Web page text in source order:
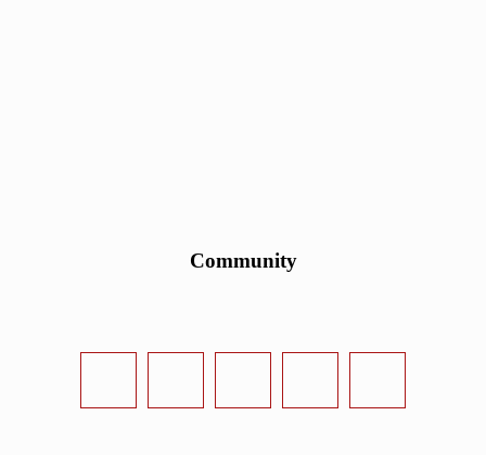
Community